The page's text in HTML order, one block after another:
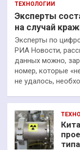
ТЕХНОЛОГИИ
Эксперты
на случай
Эксперты по
РИА Новости,
данных можно,
номер, которые
не удалось,
типа